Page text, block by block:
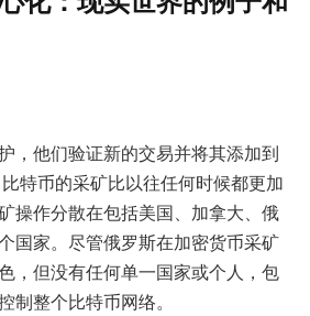
，他们验证新的交易并将其添加到
特币的采矿比以往任何时候都更加
操作分散在包括美国、加拿大、俄
国家。尽管俄罗斯在加密货币采矿
，但没有任何单一国家或个人，包
制整个比特币网络。